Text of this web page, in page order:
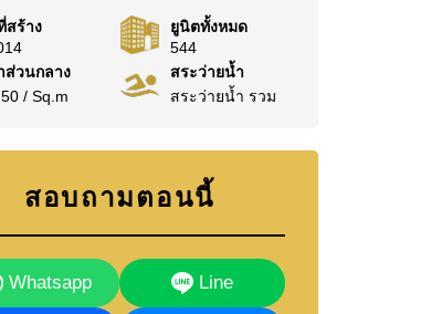
สร้าง
ยูนิตทั้งหมด
544
ส่วนกลาง
/ Sq.m
สระว่ายน้ำ
สระว่ายน้ำ รวม
สอบถามตอนนี้
Whatsapp Line